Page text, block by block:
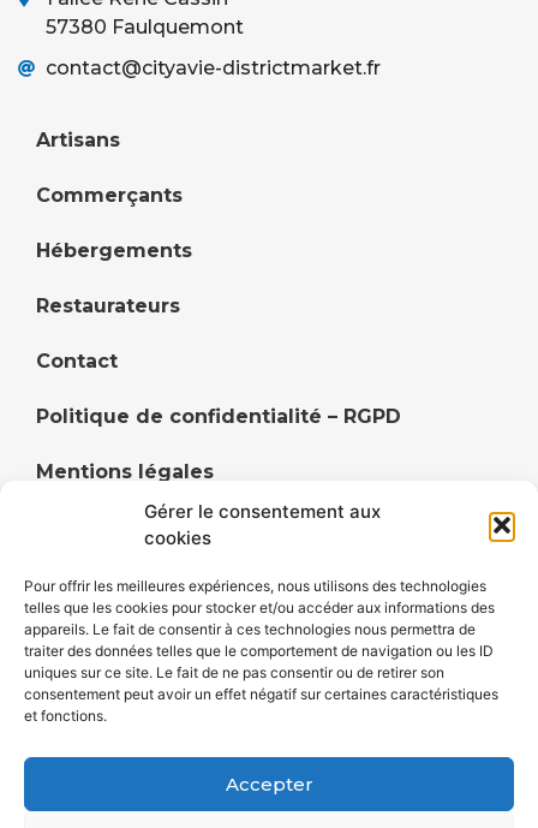
Gérer le consentement aux
cookies
Pour offrir les meilleures expériences, nous utilisons des technologies
telles que les cookies pour stocker et/ou accéder aux informations des
appareils. Le fait de consentir à ces technologies nous permettra de
traiter des données telles que le comportement de navigation ou les ID
uniques sur ce site. Le fait de ne pas consentir ou de retirer son
consentement peut avoir un effet négatif sur certaines caractéristiques
et fonctions.
Accepter
57380 Faulquemont
contact@cityavie-districtmarket.fr
Artisans
Commerçants
Hébergements
Restaurateurs
Contact
Politique de confidentialité – RGPD
Mentions légales
Politique de cookies (UE)
Annuaire du territoire de Faulquemont et ses
alentours, Cityavie DUF centralise les commerçants,
artisans, restaurateurs, hébergements et